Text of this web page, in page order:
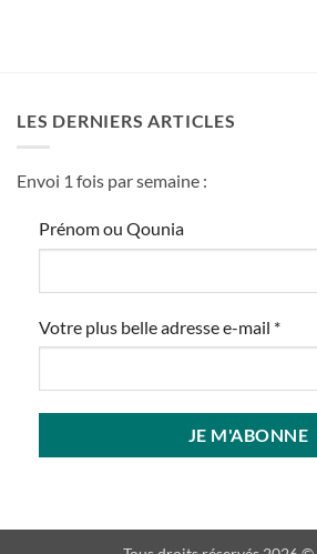
LES DERNIERS ARTICLES
Envoi 1 fois par semaine :
Prénom ou Qounia
Votre plus belle adresse e-mail *